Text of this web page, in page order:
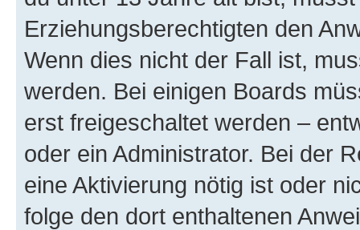
Erziehungsberechtigten den
Wenn dies nicht der Fall ist,
werden. Bei einigen Boards
erst freigeschaltet werden –
oder ein Administrator. Bei der
eine Aktivierung nötig ist oder
folge den dort enthaltenen